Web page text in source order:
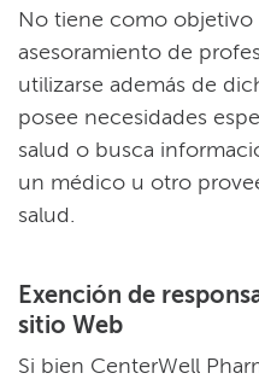
No tiene como objetivo
asesoramiento de
utilizarse además de
posee necesidades
salud o busca
un médico u otro
salud.​​
Exención de
sitio Web​​
Si bien CenterWell